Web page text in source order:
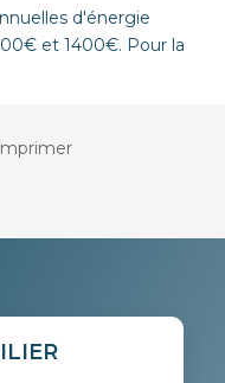
d'énergie
et 1400€. Pour la